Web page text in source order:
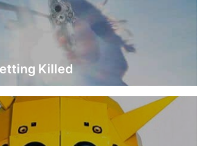
Killed